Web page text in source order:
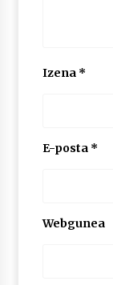
Izena *
E-posta *
Webgunea